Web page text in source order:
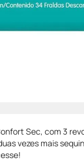
Sec, com 3
vezes mais